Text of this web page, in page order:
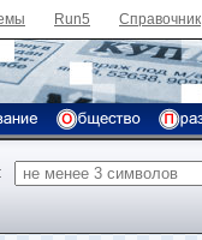
Run5 Справочник